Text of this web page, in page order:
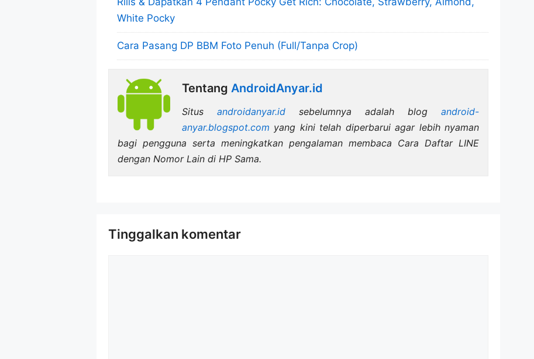
White Pocky
Cara Pasang DP BBM Foto Penuh (Full/Tanpa Crop)
Tentang AndroidAnyar.id
Situs androidanyar.idsebelumnya adalah blogandroid-
anyar.blogspot.com yang kini telah diperbarui agar lebih nyaman
bagi pengguna serta meningkatkan pengalaman membaca Cara Daftar LINE
dengan Nomor Lain di HP Sama.
Tinggalkan komentar